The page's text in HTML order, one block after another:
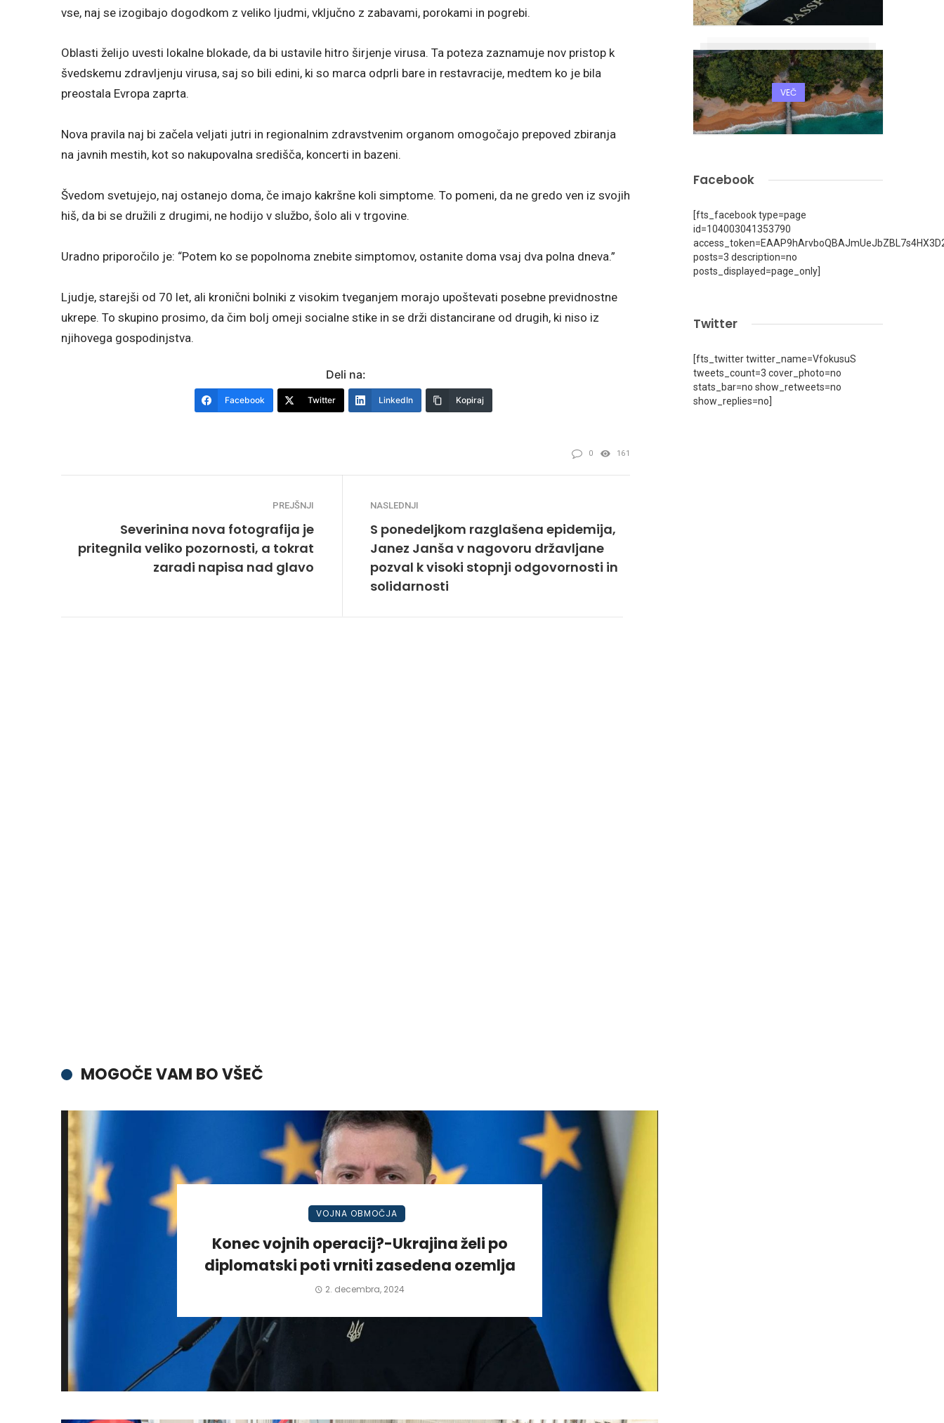
vse, naj se izogibajo dogodkom z veliko ljudmi, vključno z zabavami, porokami in pogrebi.
Oblasti želijo uvesti lokalne blokade, da bi ustavile hitro širjenje virusa. Ta poteza zaznamuje nov pristop k
švedskemu zdravljenju virusa, saj so bili edini, ki so marca odprli bare in restavracije, medtem ko je bila
preostala Evropa zaprta.
Nova pravila naj bi začela veljati jutri in regionalnim zdravstvenim organom omogočajo prepoved zbiranja
na javnih mestih, kot so nakupovalna središča, koncerti in bazeni.
Švedom svetujejo, naj ostanejo doma, če imajo kakršne koli simptome. To pomeni, da ne gredo ven iz svojih
hiš, da bi se družili z drugimi, ne hodijo v službo, šolo ali v trgovine.
Uradno priporočilo je: “Potem ko se popolnoma znebite simptomov, ostanite doma vsaj dva polna dneva.”
Ljudje, starejši od 70 let, ali kronični bolniki z visokim tveganjem morajo upoštevati posebne previdnostne
ukrepe. To skupino prosimo, da čim bolj omeji socialne stike in se drži distancirane od drugih, ki niso iz
njihovega gospodinjstva.
Deli na:
Facebook Twitter LinkedIn Kopiraj
0 161
PREJŠNJI
Severinina nova fotografija je
pritegnila veliko pozornosti, a tokrat
zaradi napisa nad glavo
NASLEDNJI
S ponedeljkom razglašena epidemija,
Janez Janša v nagovoru državljane
pozval k visoki stopnji odgovornosti in
solidarnosti
MOGOČE VAM BO VŠEČ
VOJNA OBMOČJA
Konec vojnih operacij?-Ukrajina želi po
diplomatski poti vrniti zasedena ozemlja
2. decembra, 2024
VEČ
Facebook
[fts_facebook type=page
id=104003041353790
posts=3 description=no
posts_displayed=page_only]
Twitter
[fts_twitter twitter_name=VfokusuS
tweets_count=3 cover_photo=no
stats_bar=no show_retweets=no
show_replies=no]